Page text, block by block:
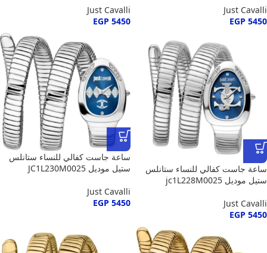
Just Cavalli
EGP 5450
Just Cavalli
EGP 5450
ساعة جاست كفالي للنساء ستانلس
ستيل موديل jc1L228M0025
Just Cavalli
EGP 5450
ساعة جاست كفالي للنساء ستانلس
ستيل موديل JC1L230M0025
Just Cavalli
EGP 5450